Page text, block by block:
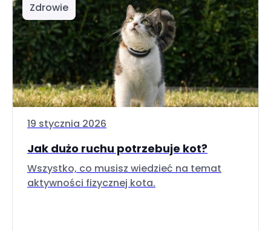
Zdrowie
19 stycznia 2026
Jak dużo ruchu potrzebuje kot?
Wszystko, co musisz wiedzieć na temat
aktywności fizycznej kota.